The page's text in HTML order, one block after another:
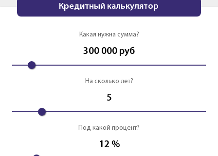
Кредитный калькулятор
Какая нужна сумма?
300 000 руб
На сколько лет?
5
Под какой процент?
12 %